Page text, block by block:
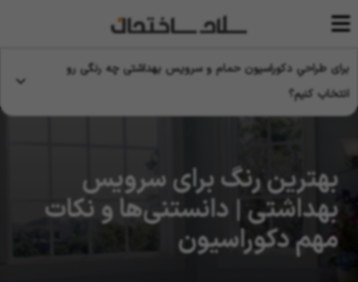
برای طراحیِ دکوراسیون حمام و سرویس بهداشتی چه رنگی رو
انتخاب کنیم؟
بهترین رنگ برای سرویس
بهداشتی | دانستنی‌ها و نکات
مهم دکوراسیون